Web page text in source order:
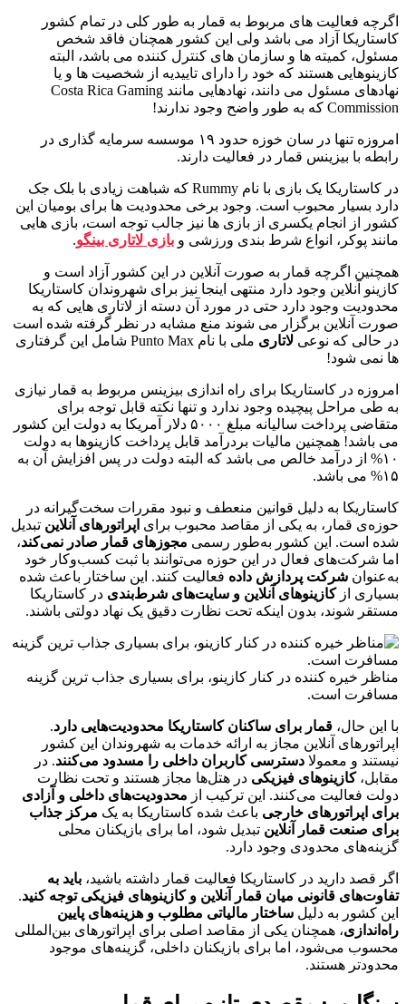
اگرچه فعالیت های مربوط به قمار به طور کلی در تمام کشور
کاستاریکا آزاد می باشد ولی این کشور همچنان فاقد شخص
مسئول، کمیته ها و سازمان های کنترل کننده می باشد، البته
کازینوهایی هستند که خود را دارای تاییدیه از شخصیت ها و یا
نهادهای مسئول می دانند، نهادهایی مانند Costa Rica Gaming
Commission که به طور واضح وجود ندارند!
امروزه تنها در سان خوزه حدود ۱۹ موسسه سرمایه گذاری در
رابطه با بیزینس قمار در فعالیت دارند.
در کاستاریکا یک بازی با نام Rummy که شباهت زیادی با بلک جک
دارد بسیار محبوب است. وجود برخی محدودیت ها برای بومیان این
کشور از انجام یکسری از بازی ها نیز جالب توجه است، بازی هایی
مانند پوکر، انواع شرط بندی ورزشی و بازی لاتاری بینگو.
همچنین اگرچه قمار به صورت آنلاین در این کشور آزاد است و
کازینو آنلاین وجود دارد منتهی اینجا نیز برای شهروندان کاستاریکا
محدودیت وجود دارد حتی در مورد آن دسته از لاتاری هایی که به
صورت آنلاین برگزار می شوند منع مشابه در نظر گرفته شده است
در حالی که نوعی لاتاری
ملی با نام Punto Max شامل این گرفتاری
ها نمی شود!
امروزه در کاستاریکا برای راه اندازی بیزینس مربوط به قمار نیازی
به طی مراحل پیچیده وجود ندارد و تنها نکته قابل توجه برای
متقاضی پرداخت سالیانه مبلغ ۵۰۰۰ دلار آمریکا به دولت این کشور
می باشد! همچنین مالیات بردرآمد قابل پرداخت کازینوها به دولت
۱۰% از درآمد خالص می باشد که البته دولت در پس افزایش آن به
۱۵% می باشد.
کاستاریکا به دلیل قوانین منعطف و نبود مقررات سخت‌گیرانه در
حوزه‌ی قمار، به یکی از مقاصد محبوب برای اپراتورهای آنلاین تبدیل
شده است. این کشور به‌طور رسمی مجوزهای قمار صادر نمی‌کند،
اما شرکت‌های فعال در این حوزه می‌توانند با ثبت کسب‌وکار خود
به‌عنوان شرکت پردازش داده فعالیت کنند. این ساختار باعث شده
بسیاری ازکازینوهای آنلاین و سایت‌های شرط‌بندی در کاستاریکا
مستقر شوند، بدون اینکه تحت نظارت دقیق یک نهاد دولتی باشند.
مناظر خیره کننده در کنار کازینو، برای بسیاری جذاب ترین گزینه
مسافرت است.
با این حال، قمار برای ساکنان کاستاریکا محدودیت‌هایی دارد.
اپراتورهای آنلاین مجاز به ارائه خدمات به شهروندان این کشور
نیستند و معمولا دسترسی کاربران داخلی را مسدود می‌کنند. در
مقابل،کازینوهای فیزیکی در هتل‌ها مجاز هستند و تحت نظارت
دولت فعالیت می‌کنند. این ترکیب از محدودیت‌های داخلی و آزادی
برای اپراتورهای خارجی باعث شده کاستاریکا به یک مرکز جذاب
برای صنعت قمار آنلاین تبدیل شود، اما برای بازیکنان محلی
گزینه‌های محدودی وجود دارد.
اگر قصد دارید در کاستاریکا فعالیت قمار داشته باشید، باید به
تفاوت‌های قانونی میان قمار آنلاین و کازینوهای فیزیکی توجه کنید.
این کشور به دلیل ساختار مالیاتی مطلوب و هزینه‌های پایین
راه‌اندازی، همچنان یکی از مقاصد اصلی برای اپراتورهای بین‌المللی
محسوب می‌شود، اما برای بازیکنان داخلی، گزینه‌های موجود
محدودتر هستند.